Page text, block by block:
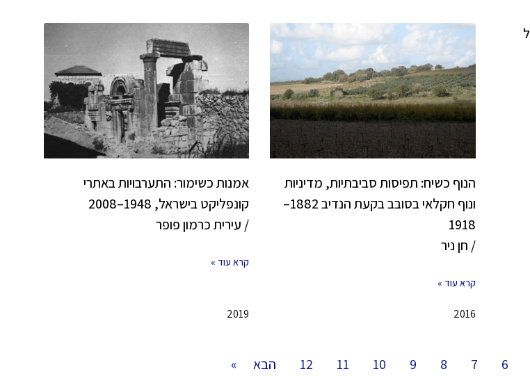
הנוף כשיח: תפיסות סביבתיות, מדיניות
ונוף חקלאי בסובב בקעת הנדיב 1882–
1918
/ חן ניר
קרא עוד »
2016
אמנות כשימור: התערבויות באתרי
קונפליקט בישראל, 1948–2008
/ עירית כרמון פופר
קרא עוד »
2019
6
7
8
9
10
11
12 הבא »